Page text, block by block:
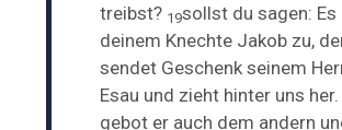
treibst? 19sollst du sagen:
deinem Knechte Jakob zu,
sendet Geschenk seinem
Esau und zieht hinter uns
gebot er auch dem andern